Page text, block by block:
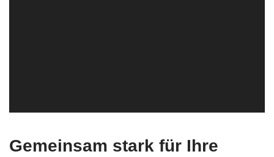
Gemeinsam stark für Ihre